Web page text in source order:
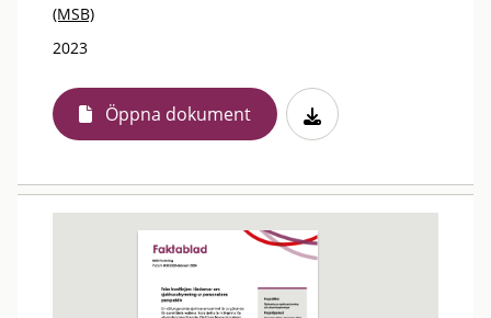
(MSB)
2023
Öppna dokument